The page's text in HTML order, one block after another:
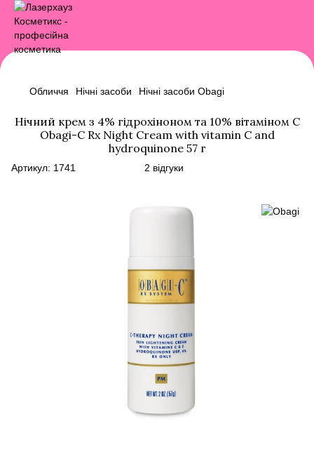
Обличчя Нічні засоби Нічні засоби Obagi
Нічний крем з 4% гідрохіноном та 10% вітаміном C
Obagi-C Rx Night Cream with vitamin C and
hydroquinone 57 г
Артикул: 1741 2 відгуки